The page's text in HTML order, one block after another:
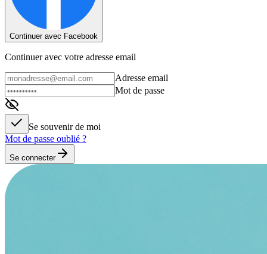
Continuer avec Facebook
Continuer avec votre adresse email
Adresse email
Mot de passe
Se souvenir de moi
Mot de passe oublié ?
Se connecter